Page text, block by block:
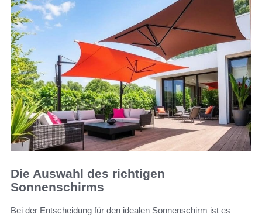
Die Auswahl des richtigen
Sonnenschirms
Bei der Entscheidung für den idealen Sonnenschirm ist es